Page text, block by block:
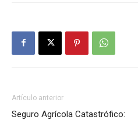
Artículo anterior
Seguro Agrícola Catastrófico: